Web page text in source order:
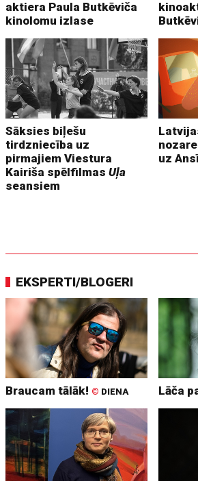
aktiera Paula Butkēviča
kinolomu izlase
Sāksies biļešu
tirdzniecība uz
pirmajiem Viestura
Kairiša spēlfilmasUļa
seansiem
uz
EKSPERTI/BLOGERI
Braucam tālāk! © DIENA Lāča